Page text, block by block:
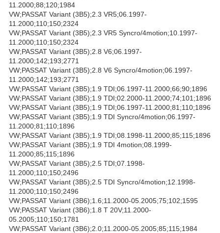
11.2000;88;120;1984
VW;PASSAT Variant (3B5);2.3 VR5;06.1997-
11.2000;110;150;2324
VW;PASSAT Variant (3B5);2.3 VR5 Syncro/4motion;10.1997-
11.2000;110;150;2324
VW;PASSAT Variant (3B5);2.8 V6;06.1997-
11.2000;142;193;2771
VW;PASSAT Variant (3B5);2.8 V6 Syncro/4motion;06.1997-
11.2000;142;193;2771
VW;PASSAT Variant (3B5);1.9 TDI;06.1997-11.2000;66;90;1896
VW;PASSAT Variant (3B5);1.9 TDI;02.2000-11.2000;74;101;1896
VW;PASSAT Variant (3B5);1.9 TDI;06.1997-11.2000;81;110;1896
VW;PASSAT Variant (3B5);1.9 TDI Syncro/4motion;06.1997-
11.2000;81;110;1896
VW;PASSAT Variant (3B5);1.9 TDI;08.1998-11.2000;85;115;1896
VW;PASSAT Variant (3B5);1.9 TDI 4motion;08.1999-
11.2000;85;115;1896
VW;PASSAT Variant (3B5);2.5 TDI;07.1998-
11.2000;110;150;2496
VW;PASSAT Variant (3B5);2.5 TDI Syncro/4motion;12.1998-
11.2000;110;150;2496
VW;PASSAT Variant (3B6);1.6;11.2000-05.2005;75;102;1595
VW;PASSAT Variant (3B6);1.8 T 20V;11.2000-
05.2005;110;150;1781
VW;PASSAT Variant (3B6);2.0;11.2000-05.2005;85;115;1984